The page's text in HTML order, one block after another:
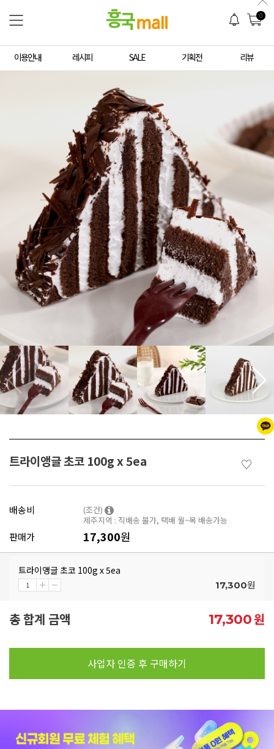
0
이용안내 레시피 SALE 기획전 리뷰
트라이앵글 초코 100g x 5ea ♡
배송비
(조건)
제주지역 : 직배송 불가, 택배 월~목 배송가능
판매가 17,300원
트라이앵글 초코 100g x 5ea
17,300원
총 합계 금액 17,300원
사업자 인증 후 구매하기